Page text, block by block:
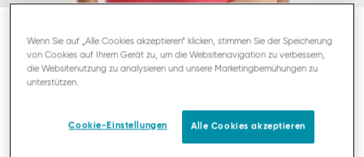
SLOGGI FREE EVOLVE
GEFÜTTERTER BH
29,95 €
Wenn Sie auf „Alle Cookies akzeptieren“ klicken, stimmen Sie der Speicherung
von Cookies auf Ihrem Gerät zu, um die Websitenavigation zu verbessern,
die Websitenutzung zu analysieren und unsere Marketingbemühungen zu
unterstützen.
Cookie-Einstellungen Alle Cookies akzeptieren